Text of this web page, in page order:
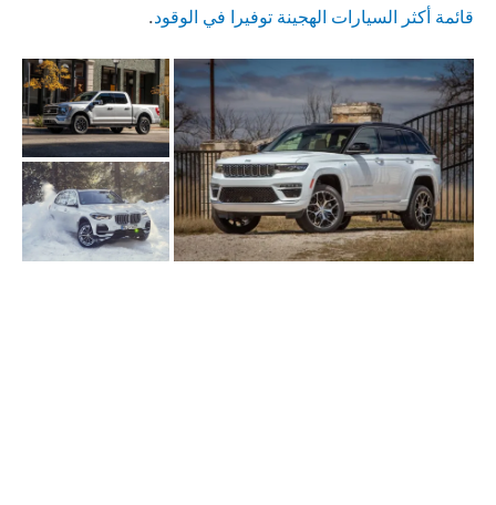
قائمة أكثر السيارات الهجينة توفيرا في الوقود.